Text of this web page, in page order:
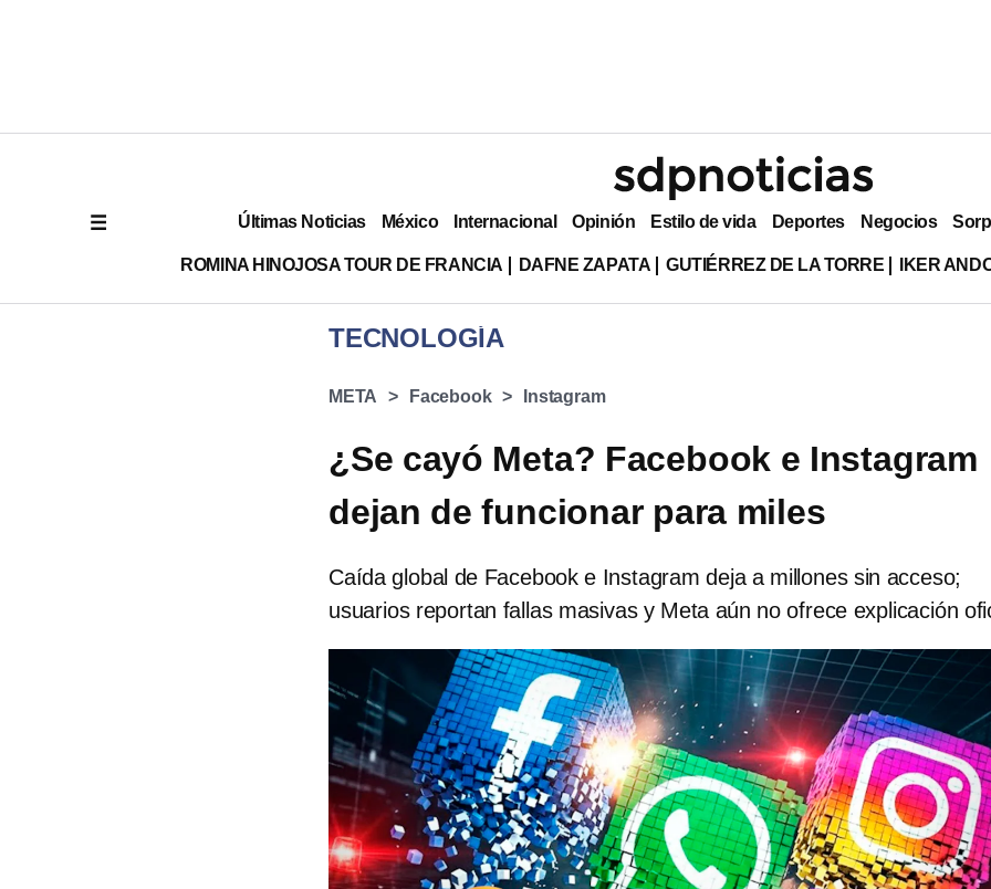
Últimas Noticias México Internacional Opinión Estilo de vida Deportes Negocios
ROMINA HINOJOSA TOUR DE FRANCIA DAFNE ZAPATA GUTIÉRREZ DE LA TORRE IKER
TECNOLOGÍA
META Facebook Instagram
¿Se cayó Meta? Facebook e Instagram
dejan de funcionar para miles
Caída global de Facebook e Instagram deja a millones sin acceso;
usuarios reportan fallas masivas y Meta aún no ofrece explicación